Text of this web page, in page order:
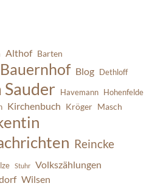
Althof Barten
Bauernhof Blog Dethloff
Sauder Havemann Hohenfelde
Kirchenbuch Kröger Masch
Reincke
Stuhr Volkszählungen
Wilsen